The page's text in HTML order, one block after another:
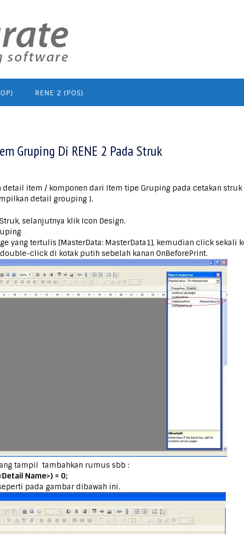
RENE 2 (POS)
Gruping Di RENE 2 Pada Struk
item / komponen dari Item tipe Gruping pada cetakan struk
detail grouping ).
selanjutnya klik Icon Design.
yang tertulis [MasterData: MasterData1], kemudian click sekali
click di kotak putih sebelah kanan OnBeforePrint.
tampil tambahkan rumus sbb :
Name>) = 0;
pada gambar dibawah ini.